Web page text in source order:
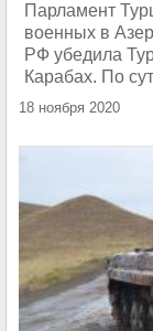
Парламент
военных в
РФ убедила
Карабах. По
18 ноября 2020